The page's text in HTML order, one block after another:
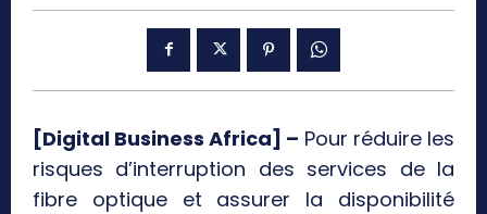
[Digital Business Africa] – Pour réduire les
risques d’interruption des services de la
fibre optique et assurer la disponibilité